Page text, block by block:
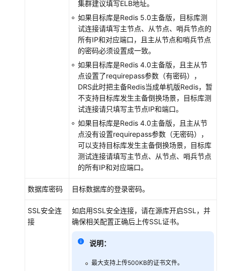
集群建议填写ELB地址。
如果目标库是Redis 5.0主备版，目标库测
试连接请填写主节点、从节点、哨兵节点的
所有IP和对应端口，且主从节点和哨兵节点
的密码必须设置成一致。
如果目标库是Redis 4.0主备版，且主从节
点设置了requirepass参数（有密码），
DRS此时把主备Redis当成单机版Redis，暂
不支持目标库发生主备倒换场景，目标库测
试连接请只填写主节点IP和端口。
如果目标库是Redis 4.0主备版，且主从节
点没有设置requirepass参数（无密码），
可以支持目标库发生主备倒换场景，目标库
测试连接请填写主节点、从节点、哨兵节点
的所有IP和对应端口。
数据库密码 目标数据库的登录密码。
SSL安全连
接
如启用SSL安全连接，请在源库开启SSL，并
确保相关配置正确后上传SSL证书。
说明：
最大支持上传500KB的证书文件。